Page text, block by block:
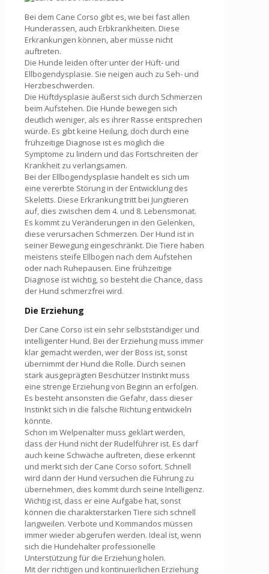
Bei dem Cane Corso gibt es, wie bei fast allen
Hunderassen, auch Erbkrankheiten. Diese
Erkrankungen können, aber müsse nicht
auftreten.
Die Hunde leiden öfter unter der Hüft- und
Ellbogendysplasie. Sie neigen auch zu Seh- und
Herzbeschwerden.
Die Hüftdysplasie äußerst sich durch Schmerzen
beim Aufstehen. Die Hunde bewegen sich
deutlich weniger, als es ihrer Rasse entsprechen
würde. Es gibt keine Heilung, doch durch eine
frühzeitige Diagnose ist es möglich die
Symptome zu lindern und das Fortschreiten der
Krankheit zu verlangsamen.
Bei der Ellbogendysplasie handelt es sich um
eine vererbte Störung in der Entwicklung des
Skeletts. Diese Erkrankung tritt bei Jungtieren
auf, dies zwischen dem 4. und 8. Lebensmonat.
Es kommt zu Veränderungen in den Gelenken,
diese verursachen Schmerzen. Der Hund ist in
seiner Bewegung eingeschränkt. Die Tiere haben
meistens steife Ellbogen nach dem Aufstehen
oder nach Ruhepausen. Eine frühzeitige
Diagnose ist wichtig, so besteht die Chance, dass
der Hund schmerzfrei wird.
Die Erziehung
Der Cane Corso ist ein sehr selbstständiger und
intelligenter Hund. Bei der Erziehung muss immer
klar gemacht werden, wer der Boss ist, sonst
übernimmt der Hund die Rolle. Durch seinen
stark ausgeprägten Beschützer Instinkt muss
eine strenge Erziehung von Beginn an erfolgen.
Es besteht ansonsten die Gefahr, dass dieser
Instinkt sich in die falsche Richtung entwickeln
könnte.
Schon im Welpenalter muss geklärt werden,
dass der Hund nicht der Rudelführer ist. Es darf
auch keine Schwäche auftreten, diese erkennt
und merkt sich der Cane Corso sofort. Schnell
wird dann der Hund versuchen die Führung zu
übernehmen, dies kommt durch seine Intelligenz.
Wichtig ist, dass er eine Aufgabe hat, sonst
können die charakterstarken Tiere sich schnell
langweilen. Verbote und Kommandos müssen
immer wieder abgerufen werden. Ideal ist, wenn
sich die Hundehalter professionelle
Unterstützung für die Erziehung holen.
Mit der richtigen und kontinuierlichen Erziehung